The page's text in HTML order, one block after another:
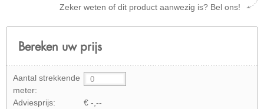
Zeker weten of dit product aanwezig is? Bel ons!
Bereken uw prijs
Aantal strekkende
meter:
Adviesprijs:
€ -,--